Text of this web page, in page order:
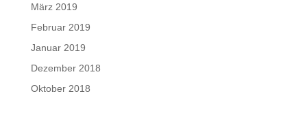
März 2019
Februar 2019
Januar 2019
Dezember 2018
Oktober 2018